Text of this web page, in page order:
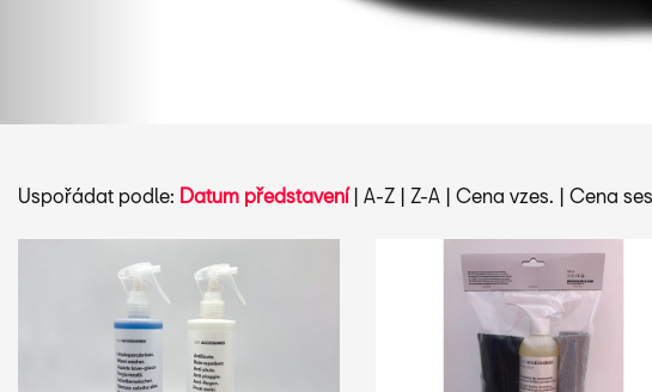
Uspořádat podle: Datum představení| A-Z | Z-A | Cena vzes. | Cena